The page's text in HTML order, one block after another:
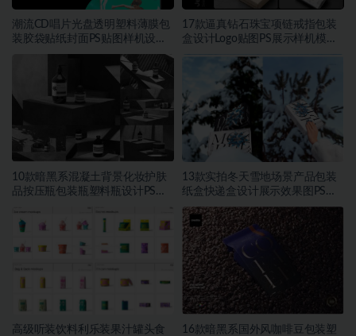
潮流CD唱片光盘透明塑料薄膜包
装胶袋贴纸封面PS贴图样机设计
17款逼真钻石珠宝项链戒指包装
盒设计Logo贴图PS展示样机模板
10款暗黑系混凝土背景化妆护肤
品按压瓶包装瓶塑料瓶设计PS展
13款实拍冬天雪地场景产品包装
纸盒快递盒设计展示效果图PS贴
图样机模板
高级听装饮料利乐装果汁罐头食
16款暗黑系国外风咖啡豆包装塑